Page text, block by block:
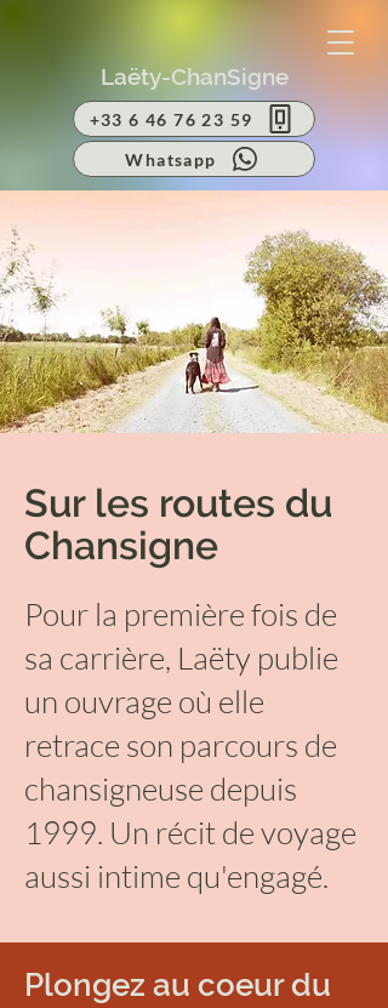
Laëty-ChanSigne
+33 6 46 76 23 59
Whatsapp
Sur les routes du
Chansigne
Pour la première fois de
sa carrière, Laëty publie
un ouvrage où elle
retrace son parcours de
chansigneuse depuis
1999. Un récit de voyage
aussi intime qu'engagé.
Plongez au coeur du